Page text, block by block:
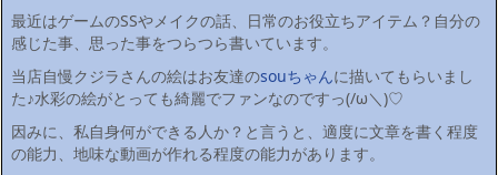
最近はゲームのSSやメイクの話、日常のお役立ちアイテム？自分の
感じた事、思った事をつらつら書いています。
当店自慢クジラさんの絵はお友達のsouちゃんに描いてもらいまし
た♪水彩の絵がとっても綺麗でファンなのですっ(/ω＼)♡
因みに、私自身何ができる人か？と言うと、適度に文章を書く程度
の能力、地味な動画が作れる程度の能力があります。